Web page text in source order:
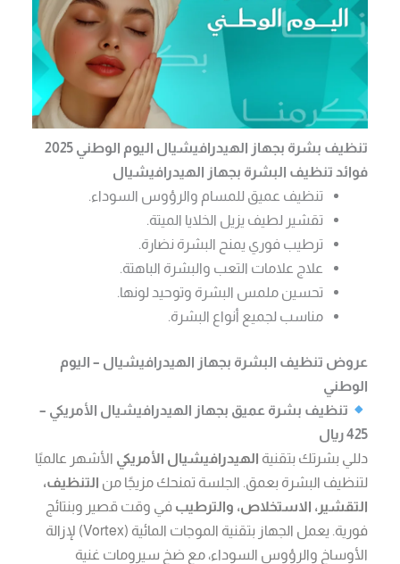
تنظيف بشرة بجهاز الهيدرافيشيال اليوم الوطني 2025
فوائد تنظيف البشرة بجهاز الهيدرافيشيال
تنظيف عميق للمسام والرؤوس السوداء.
تقشير لطيف يزيل الخلايا الميتة.
ترطيب فوري يمنح البشرة نضارة.
علاج علامات التعب والبشرة الباهتة.
تحسين ملمس البشرة وتوحيد لونها.
مناسب لجميع أنواع البشرة.
عروض تنظيف البشرة بجهاز الهيدرافيشيال – اليوم
الوطني
تنظيف بشرة عميق بجهاز الهيدرافيشيال الأمريكي –
425 ريال
دللي بشرتك بتقنية الهيدرافيشيال الأمريكي الأشهر عالميًا
لتنظيف البشرة بعمق. الجلسة تمنحك مزيجًا من التنظيف،
التقشير، الاستخلاص، والترطيب في وقت قصير وبنتائج
فورية. يعمل الجهاز بتقنية الموجات المائية (Vortex) لإزالة
الأوساخ والرؤوس السوداء، مع ضخ سيرومات غنية